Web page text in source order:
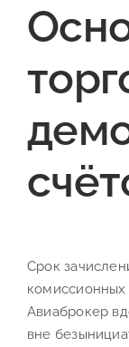
Срок
комиссионных
Авиаброкер
вне